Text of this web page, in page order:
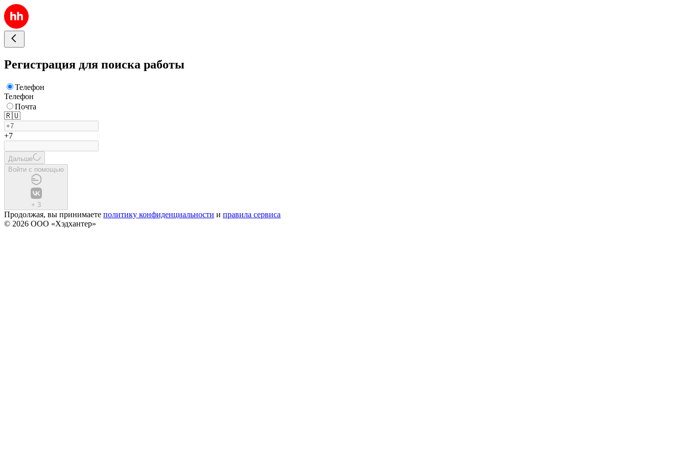
Регистрация для поиска работы
Телефон
Телефон
Почта
🇷🇺
+7
Дальше
Войти с помощью
+ 3
Продолжая, вы принимаете политику конфиденциальности и правила сервиса
© 2026 ООО «Хэдхантер»